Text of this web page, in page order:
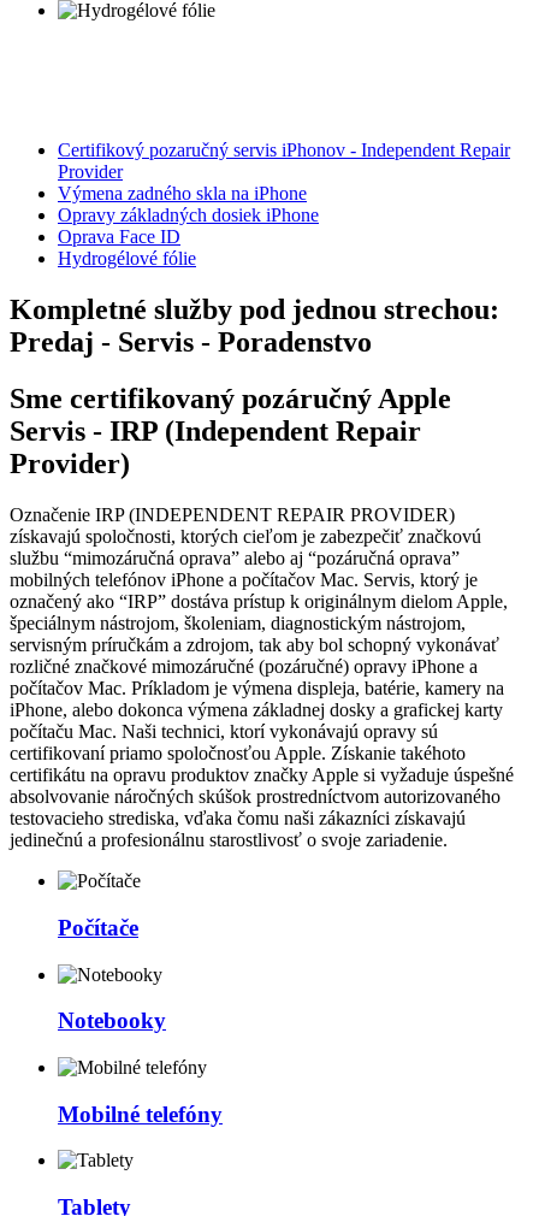
Certifikový pozaručný servis iPhonov - Independent Repair
Provider
Výmena zadného skla na iPhone
Opravy základných dosiek iPhone
Oprava Face ID
Hydrogélové fólie
Kompletné služby pod jednou strechou:
Predaj - Servis - Poradenstvo
Sme certifikovaný pozáručný Apple
Servis - IRP (Independent Repair
Provider)
Označenie IRP (INDEPENDENT REPAIR PROVIDER)
získavajú spoločnosti, ktorých cieľom je zabezpečiť značkovú
službu “mimozáručná oprava” alebo aj “pozáručná oprava”
mobilných telefónov iPhone a počítačov Mac. Servis, ktorý je
označený ako “IRP” dostáva prístup k originálnym dielom Apple,
špeciálnym nástrojom, školeniam, diagnostickým nástrojom,
servisným príručkám a zdrojom, tak aby bol schopný vykonávať
rozličné značkové mimozáručné (pozáručné) opravy iPhone a
počítačov Mac. Príkladom je výmena displeja, batérie, kamery na
iPhone, alebo dokonca výmena základnej dosky a grafickej karty
počítaču Mac. Naši technici, ktorí vykonávajú opravy sú
certifikovaní priamo spoločnosťou Apple. Získanie takéhoto
certifikátu na opravu produktov značky Apple si vyžaduje úspešné
absolvovanie náročných skúšok prostredníctvom autorizovaného
testovacieho strediska, vďaka čomu naši zákazníci získavajú
jedinečnú a profesionálnu starostlivosť o svoje zariadenie.
Počítače
Notebooky
Mobilné telefóny
Tablety